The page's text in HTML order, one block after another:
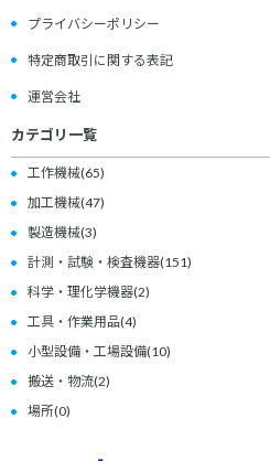
プライバシーポリシー
特定商取引に関する表記
運営会社
カテゴリ一覧
工作機械(65)
加工機械(47)
製造機械(3)
計測・試験・検査機器(151)
科学・理化学機器(2)
工具・作業用品(4)
小型設備・工場設備(10)
搬送・物流(2)
場所(0)